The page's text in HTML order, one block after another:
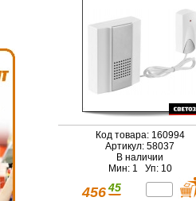
Код товара: 160994
Артикул: 58037
В наличии
Мин: 1 Уп: 10
456 45